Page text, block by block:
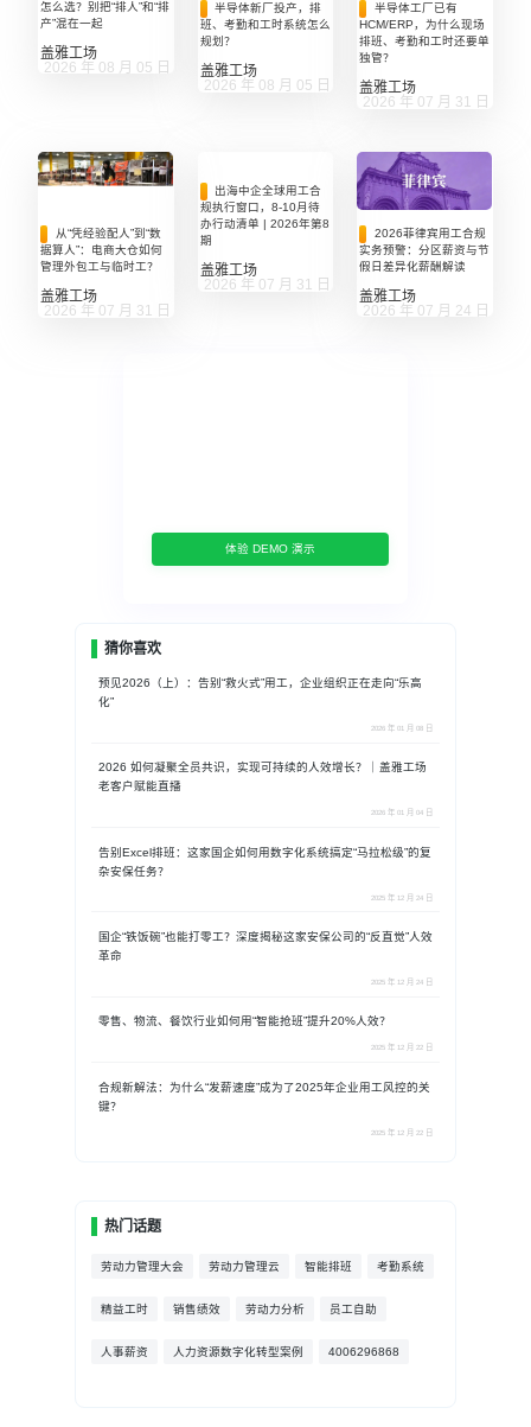
怎么选？别把“排人”和“排
产”混在一起
盖雅工场
2026 年 08 月 05 日
半导体新厂投产，排
班、考勤和工时系统怎么
规划？
盖雅工场
2026 年 08 月 05 日
半导体工厂已有
HCM/ERP，为什么现场
排班、考勤和工时还要单
独管？
盖雅工场
2026 年 07 月 31 日
从“凭经验配人”到“数
据算人”：电商大仓如何
管理外包工与临时工？
盖雅工场
2026 年 07 月 31 日
出海中企全球用工合
规执行窗口，8-10月待
办行动清单 | 2026年第8
期
盖雅工场
2026 年 07 月 31 日
2026菲律宾用工合规
实务预警：分区薪资与节
假日差异化薪酬解读
盖雅工场
2026 年 07 月 24 日
体验 DEMO 演示
猜你喜欢
预见2026（上）：告别“救火式”用工，企业组织正在走向“乐高
化”
2026 年 01 月 08 日
2026 如何凝聚全员共识，实现可持续的人效增长？｜盖雅工场
老客户赋能直播
2026 年 01 月 04 日
告别Excel排班：这家国企如何用数字化系统搞定“马拉松级”的复
杂安保任务？
2025 年 12 月 24 日
国企“铁饭碗”也能打零工？深度揭秘这家安保公司的“反直觉”人效
革命
2025 年 12 月 24 日
零售、物流、餐饮行业如何用“智能抢班”提升20%人效？
2025 年 12 月 22 日
合规新解法：为什么“发薪速度”成为了2025年企业用工风控的关
键？
2025 年 12 月 22 日
热门话题
劳动力管理大会 劳动力管理云 智能排班 考勤系统
精益工时 销售绩效 劳动力分析 员工自助
人事薪资 人力资源数字化转型案例 4006296868